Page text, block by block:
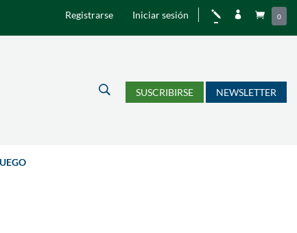
Registrarse Iniciar sesión j   0
U SUSCRIBIRSE NEWSLETTER